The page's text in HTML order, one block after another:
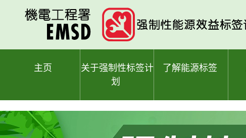
主页
关于强制性标签计
划
了解能源标签